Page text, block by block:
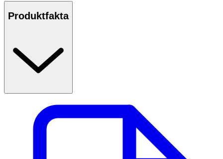
Produktfakta